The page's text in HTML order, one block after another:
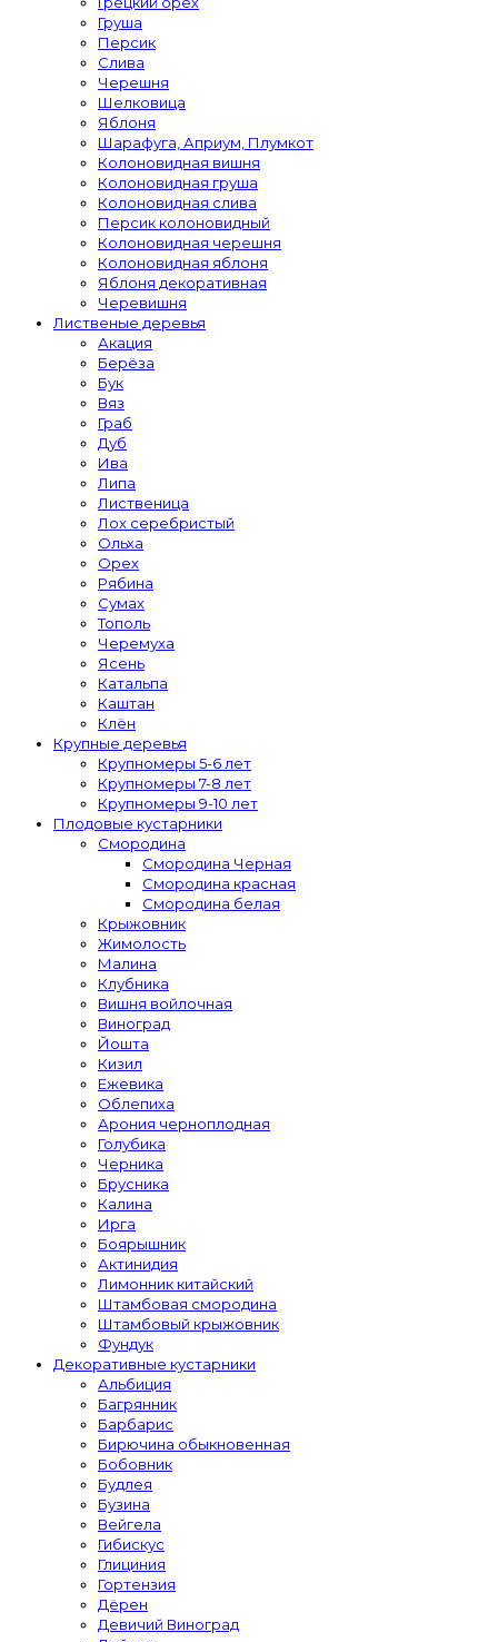
Груша
Персик
Слива
Черешня
Шелковица
Яблоня
Шарафуга, Априум, Плумкот
Колоновидная вишня
Колоновидная груша
Колоновидная слива
Персик колоновидный
Колоновидная черешня
Колоновидная яблоня
Яблоня декоративная
Черевишня
Лиственые деревья
Акация
Берёза
Бук
Вяз
Граб
Дуб
Ива
Липа
Лиственица
Лох серебристый
Ольха
Орех
Рябина
Сумах
Тополь
Черемуха
Ясень
Катальпа
Каштан
Клён
Крупные деревья
Крупномеры 5-6 лет
Крупномеры 7-8 лет
Крупномеры 9-10 лет
Плодовые кустарники
Смородина
Смородина Черная
Смородина красная
Смородина белая
Крыжовник
Жимолость
Малина
Клубника
Вишня войлочная
Виноград
Йошта
Кизил
Ежевика
Облепиха
Арония черноплодная
Голубика
Черника
Брусника
Калина
Ирга
Боярышник
Актинидия
Лимонник китайский
Штамбовая смородина
Штамбовый крыжовник
Фундук
Декоративные кустарники
Альбиция
Багрянник
Барбарис
Бирючина обыкновенная
Бобовник
Будлея
Бузина
Вейгела
Гибискус
Глициния
Гортензия
Дёрен
Девичий Виноград